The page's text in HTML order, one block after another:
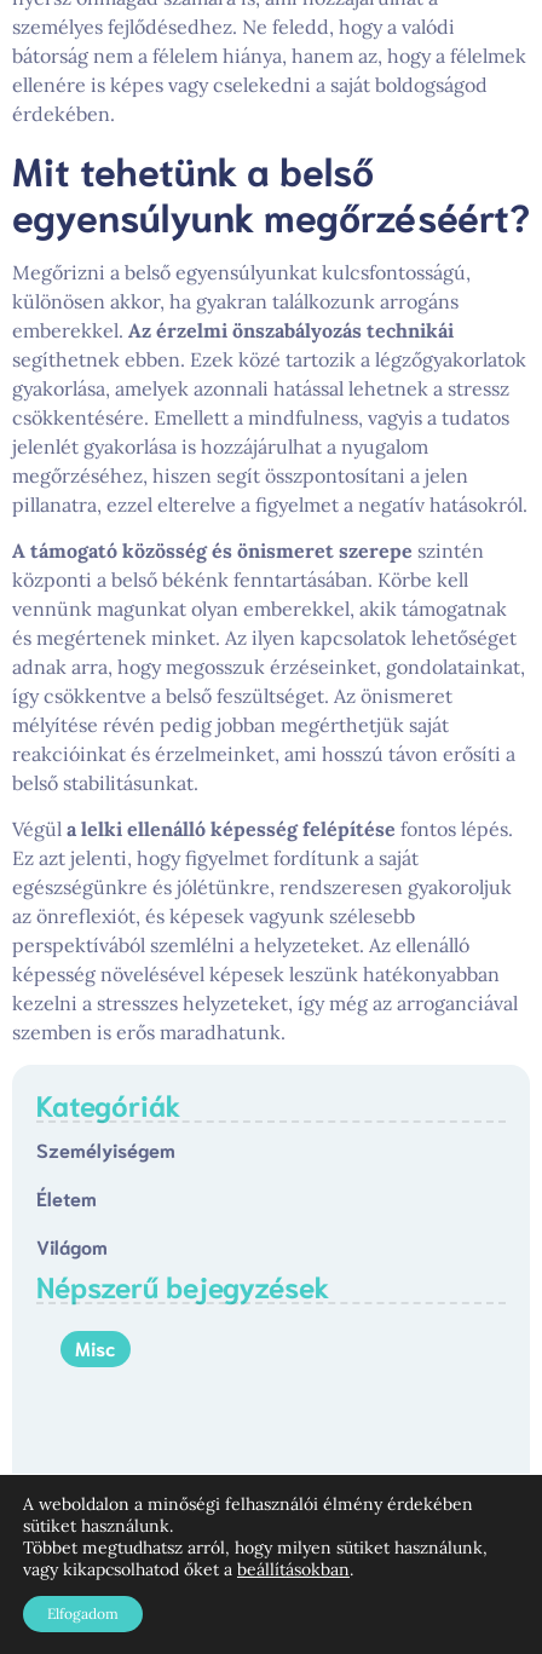
személyes fejlődésedhez. Ne feledd, hogy a valódi
bátorság nem a félelem hiánya, hanem az, hogy a félelmek
ellenére is képes vagy cselekedni a saját boldogságod
érdekében.
Mit tehetünk a belső
egyensúlyunk megőrzéséért?
Megőrizni a belső egyensúlyunkat kulcsfontosságú,
különösen akkor, ha gyakran találkozunk arrogáns
emberekkel. Az érzelmi önszabályozás technikái
segíthetnek ebben. Ezek közé tartozik a légzőgyakorlatok
gyakorlása, amelyek azonnali hatással lehetnek a stressz
csökkentésére. Emellett a mindfulness, vagyis a tudatos
jelenlét gyakorlása is hozzájárulhat a nyugalom
megőrzéséhez, hiszen segít összpontosítani a jelen
pillanatra, ezzel elterelve a figyelmet a negatív hatásokról.
A támogató közösség és önismeret szerepe szintén
központi a belső békénk fenntartásában. Körbe kell
vennünk magunkat olyan emberekkel, akik támogatnak
és megértenek minket. Az ilyen kapcsolatok lehetőséget
adnak arra, hogy megosszuk érzéseinket, gondolatainkat,
így csökkentve a belső feszültséget. Az önismeret
mélyítése révén pedig jobban megérthetjük saját
reakcióinkat és érzelmeinket, ami hosszú távon erősíti a
belső stabilitásunkat.
Végül a lelki ellenálló képesség felépítése fontos lépés.
Ez azt jelenti, hogy figyelmet fordítunk a saját
egészségünkre és jólétünkre, rendszeresen gyakoroljuk
az önreflexiót, és képesek vagyunk szélesebb
perspektívából szemlélni a helyzeteket. Az ellenálló
képesség növelésével képesek leszünk hatékonyabban
kezelni a stresszes helyzeteket, így még az arroganciával
szemben is erős maradhatunk.
Kategóriák
Személyiségem
Életem
Világom
Népszerű bejegyzések
Misc
Személyiségtípusok és azok fontossága
az emberi életben
ELOLVASOM
A weboldalon a minőségi felhasználói élmény érdekében
sütiket használunk.
Többet megtudhatsz arról, hogy milyen sütiket használunk,
vagy kikapcsolhatod őket a beállításokban.
Elfogadom